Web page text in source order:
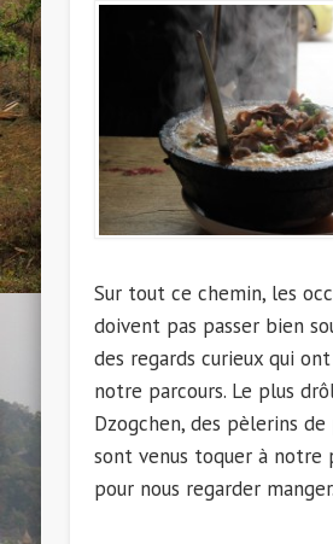
Sur tout ce chemin, les
doivent pas passer bien
des regards curieux qui
notre parcours. Le plus
Dzogchen, des pèlerins de
sont venus toquer à notre
pour nous regarder